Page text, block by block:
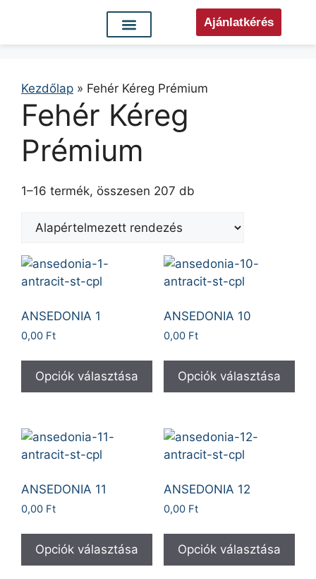
Ajánlatkérés
Kezdőlap » Fehér Kéreg Prémium
Fehér Kéreg
Prémium
1–16 termék, összesen 207 db
ANSEDONIA 1
0,00 Ft
Opciók választása
ANSEDONIA 10
0,00 Ft
Opciók választása
ANSEDONIA 11
0,00 Ft
Opciók választása
ANSEDONIA 12
0,00 Ft
Opciók választása